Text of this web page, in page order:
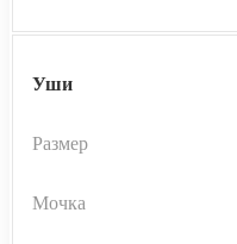
Уши
Размер
Мочка